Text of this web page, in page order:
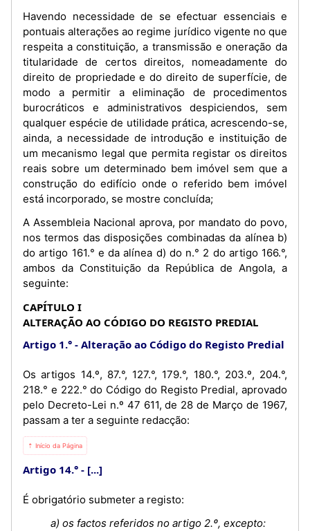
Havendo necessidade de se efectuar essenciais e
pontuais alterações ao regime jurídico vigente no que
respeita a constituição, a transmissão e oneração da
titularidade de certos direitos, nomeadamente do
direito de propriedade e do direito de superfície, de
modo a permitir a eliminação de procedimentos
burocráticos e administrativos despiciendos, sem
qualquer espécie de utilidade prática, acrescendo-se,
ainda, a necessidade de introdução e instituição de
um mecanismo legal que permita registar os direitos
reais sobre um determinado bem imóvel sem que a
construção do edifício onde o referido bem imóvel
está incorporado, se mostre concluída;
A Assembleia Nacional aprova, por mandato do povo,
nos termos das disposições combinadas da alínea b)
do artigo 161.° e da alínea d) do n.° 2 do artigo 166.°,
ambos da Constituição da República de Angola, a
seguinte:
CAPÍTULO I
ALTERAÇÃO AO CÓDIGO DO REGISTO PREDIAL
Artigo 1.°
Alteração ao Código do Registo Predial
Os artigos 14.º, 87.°, 127.°, 179.°, 180.°, 203.º, 204.°,
218.° e 222.° do Código do Registo Predial, aprovado
pelo Decreto-Lei n.º 47 611, de 28 de Março de 1967,
passam a ter a seguinte redacção:
⇡ Início da Página
Artigo 14.° [...]
É obrigatório submeter a registo:
a) os factos referidos no artigo 2.º, excepto: